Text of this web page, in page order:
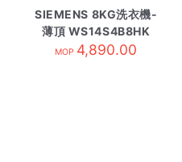
SIEMENS 8KG洗衣機-
薄頂 WS14S4B8HK
MOP 4,890.00